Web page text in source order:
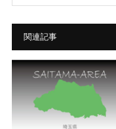
関連記事